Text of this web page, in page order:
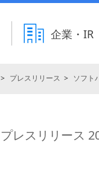
企業・IR
プレスリリース ソフト
プレスリリース